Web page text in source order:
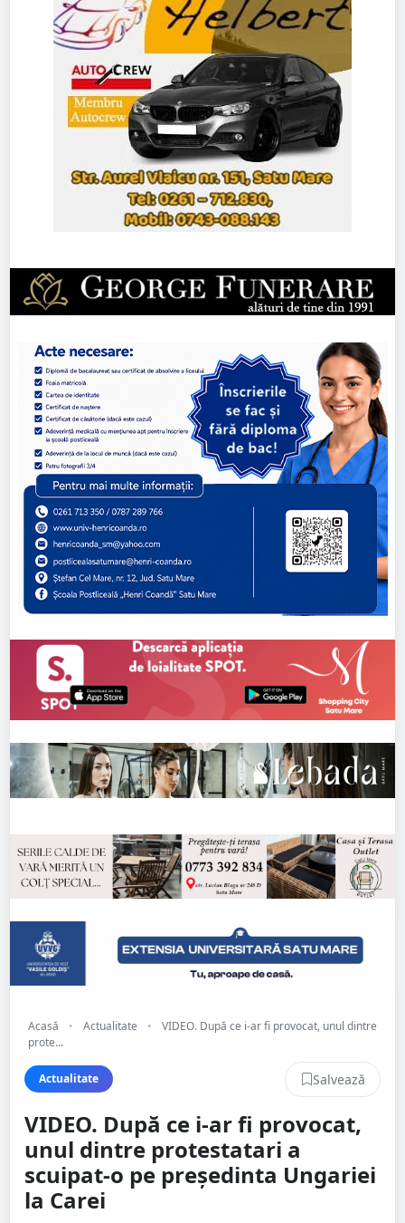
Acasă • Actualitate •
VIDEO. După ce i-ar fi provocat, unul dintre
prote...
Actualitate Salvează
VIDEO. După ce i-ar fi provocat,
unul dintre protestatari a
scuipat-o pe președinta Ungariei
la Carei